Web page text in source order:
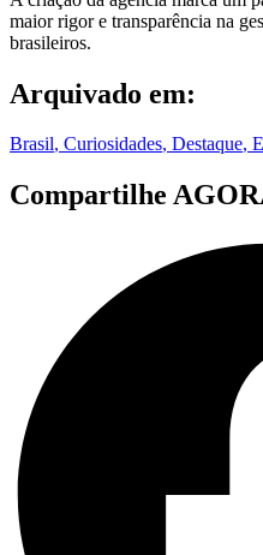
maior rigor e transparência na
brasileiros.
Arquivado em:
Brasil, Curiosidades, Destaque,
Compartilhe